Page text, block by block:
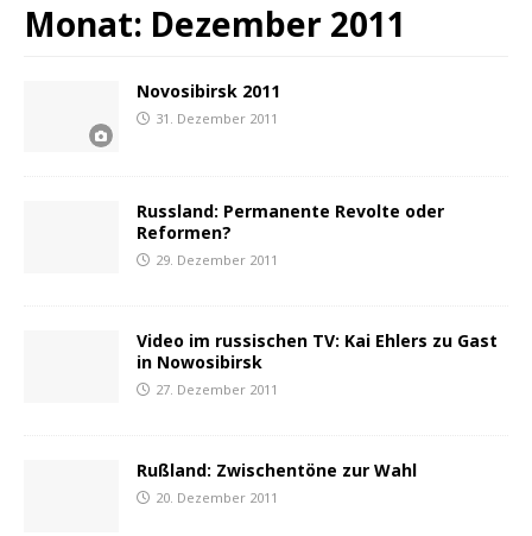
Monat: Dezember 2011
Novosibirsk 2011
31. Dezember 2011
Russland: Permanente Revolte oder
Reformen?
29. Dezember 2011
Video im russischen TV: Kai Ehlers zu Gast
in Nowosibirsk
27. Dezember 2011
Rußland: Zwischentöne zur Wahl
20. Dezember 2011